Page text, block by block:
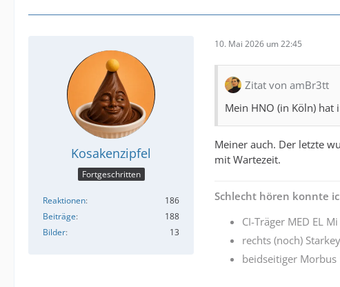
Kosakenzipfel
Fortgeschritten
Reaktionen
186
Beiträge
188
Bilder
13
10. Mai 2026 um 22:45
Zitat von amBr3tt
Mein HNO (in Köln) hat
Meiner auch. Der letzte
mit Wartezeit.
Schlecht hören konnte
CI-Träger MED EL
rechts (noch)
beidseitiger